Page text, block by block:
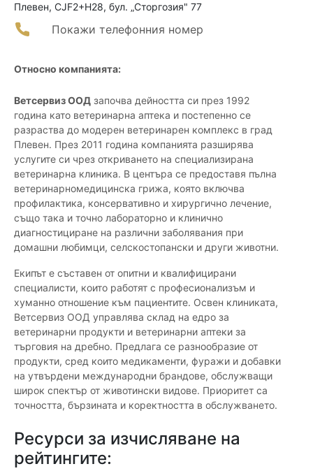
Плевен, CJF2+H28, бул. „Сторгозия" 77
Покажи телефонния номер
Относно компанията:
Ветсервиз ООД започва дейността си през 1992
година като ветеринарна аптека и постепенно се
разраства до модерен ветеринарен комплекс в град
Плевен. През 2011 година компанията разширява
услугите си чрез откриването на специализирана
ветеринарна клиника. В центъра се предоставя пълна
ветеринарномедицинска грижа, която включва
профилактика, консервативно и хирургично лечение,
също така и точно лабораторно и клинично
диагностициране на различни заболявания при
домашни любимци, селскостопански и други животни.
Екипът е съставен от опитни и квалифицирани
специалисти, които работят с професионализъм и
хуманно отношение към пациентите. Освен клиниката,
Ветсервиз ООД управлява склад на едро за
ветеринарни продукти и ветеринарни аптеки за
търговия на дребно. Предлага се разнообразие от
продукти, сред които медикаменти, фуражи и добавки
на утвърдени международни брандове, обслужващи
широк спектър от животински видове. Приоритет са
точността, бързината и коректността в обслужването.
Ресурси за изчисляване на
рейтингите: